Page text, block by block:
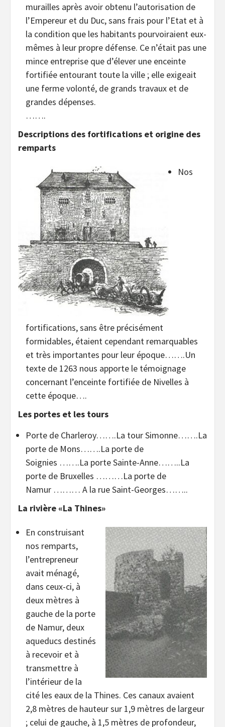
murailles après avoir obtenu l’autorisation de
l’Empereur et du Duc, sans frais pour l’Etat et à
la condition que les habitants pourvoiraient eux-
mêmes à leur propre défense. Ce n’était pas une
mince entreprise que d’élever une enceinte
fortifiée entourant toute la ville ; elle exigeait
une ferme volonté, de grands travaux et de
grandes dépenses.
…….
Descriptions des fortifications et origine des
remparts
Nos
fortifications, sans être précisément
formidables, étaient cependant remarquables
et très importantes pour leur époque…….Un
texte de 1263 nous apporte le témoignage
concernant l’enceinte fortifiée de Nivelles à
cette époque….
Les portes et les tours
Porte de Charleroy…….La tour Simonne…….La
porte de Mons…….La porte de
Soignies …….La porte Sainte-Anne……..La
porte de Bruxelles ………La porte de
Namur ……… A la rue Saint-Georges……..
La rivière «La Thines»
En construisant
nos remparts,
l’entrepreneur
avait ménagé,
dans ceux-ci, à
deux mètres à
gauche de la porte
de Namur, deux
aqueducs destinés
à recevoir et à
transmettre à
l’intérieur de la
cité les eaux de la Thines. Ces canaux avaient
2,8 mètres de hauteur sur 1,9 mètres de largeur
; celui de gauche, à 1,5 mètres de profondeur,